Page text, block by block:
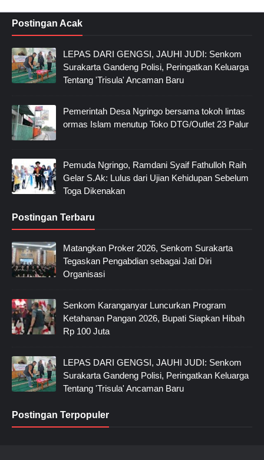
Postingan Acak
LEPAS DARI GENGSI, JAUHI JUDI: Senkom
Surakarta Gandeng Polisi, Peringatkan Keluarga
Tentang 'Trisula' Ancaman Baru
Pemerintah Desa Ngringo bersama tokoh lintas
ormas Islam menutup Toko DTG/Outlet 23 Palur
Pemuda Ngringo, Ramdani Syaif Fathulloh Raih
Gelar S.Ak: Lulus dari Ujian Kehidupan Sebelum
Toga Dikenakan
Postingan Terbaru
Matangkan Proker 2026, Senkom Surakarta
Tegaskan Pengabdian sebagai Jati Diri
Organisasi
Senkom Karanganyar Luncurkan Program
Ketahanan Pangan 2026, Bupati Siapkan Hibah
Rp 100 Juta
LEPAS DARI GENGSI, JAUHI JUDI: Senkom
Surakarta Gandeng Polisi, Peringatkan Keluarga
Tentang 'Trisula' Ancaman Baru
Postingan Terpopuler